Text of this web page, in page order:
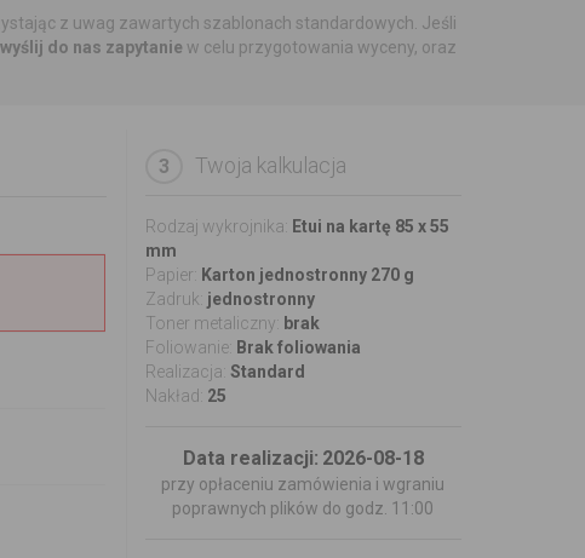
z uwag zawartych szablonach standardowych. Jeśli
wyślij do nas zapytanie w celu przygotowania wyceny, oraz
3 Twoja kalkulacja
Rodzaj wykrojnika: Etui na kartę 85 x 55
mm
Papier: Karton jednostronny 270 g
Zadruk: jednostronny
Toner metaliczny: brak
Foliowanie: Brak foliowania
Realizacja: Standard
Nakład: 25
Data realizacji: 2026-08-18
przy opłaceniu zamówienia i wgraniu
poprawnych plików do godz. 11:00